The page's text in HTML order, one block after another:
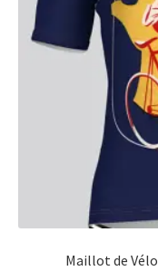
Maillot de Vélo